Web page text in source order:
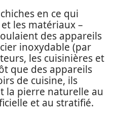
en ce qui
les matériaux –
des appareils
inoxydable (par
les cuisinières et
que des appareils
de cuisine, ils
la pierre naturelle au
et au stratifié.